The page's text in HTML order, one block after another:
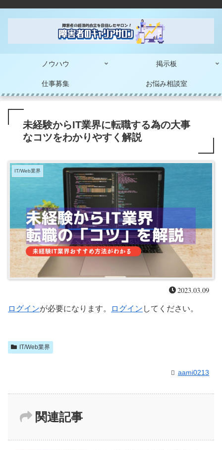
ノウハウ 掲示板
仕事募集 お悩み相談室
未経験からIT業界に転職する為の大事
なコツをわかりやすく解説
IT/Web業界
2023.03.09
ログインが必要になります。 ログイン してください。
IT/Web業界
aami0213
関連記事